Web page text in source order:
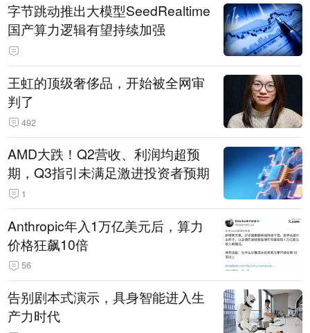
字节跳动推出大模型SeedRealtime
国产算力逻辑有望持续加强
王虹的顶级奢侈品，开始被全网审
判了
492
AMD大跌！Q2营收、利润均超预
期，Q3指引未满足激进投资者预期
1
Anthropic年入1万亿美元后，算力
价格狂飙10倍
56
告别剧本式演示，具身智能进入生
产力时代